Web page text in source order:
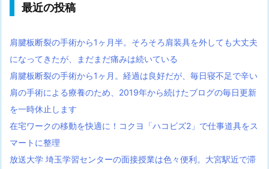
最近の投稿
肩腱板断裂の手術から1ヶ月半。そろそろ肩装具を外しても大丈夫
になってきたが、まだまだ痛みは続いている
肩腱板断裂の手術から1ヶ月。経過は良好だが、毎日寝不足で辛い
肩の手術による療養のため、2019年から続けたブログの毎日更新
を一時休止します
在宅ワークの移動を快適に！コクヨ「ハコビズ2」で仕事道具をス
マートに整理
放送大学 埼玉学習センターの面接授業は色々便利。大宮駅近で滞